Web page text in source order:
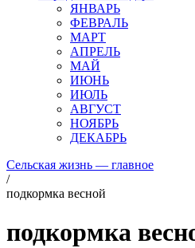
ЯНВАРЬ
ФЕВРАЛЬ
МАРТ
АПРЕЛЬ
МАЙ
ИЮНЬ
ИЮЛЬ
АВГУСТ
НОЯБРЬ
ДЕКАБРЬ
Сельская жизнь — главное
/
подкормка весной
подкормка